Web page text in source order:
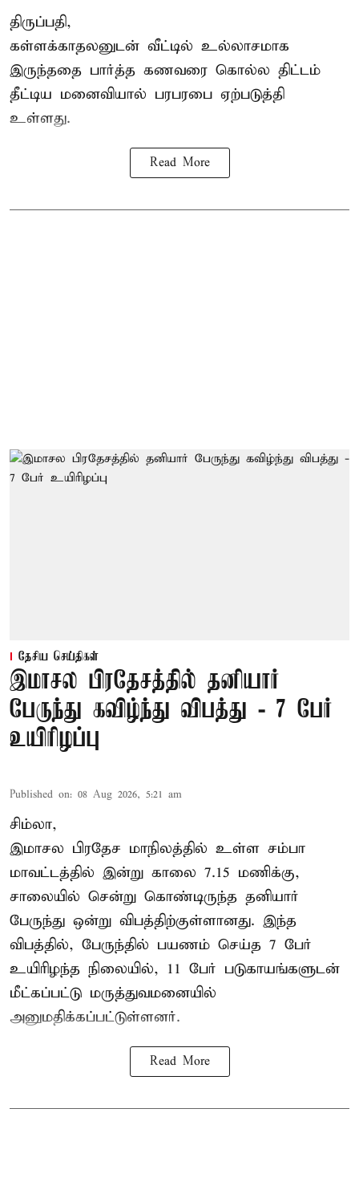
திருப்பதி,
கள்ளக்காதலனுடன் வீட்டில் உல்லாசமாக
இருந்ததை பார்த்த கணவரை கொல்ல திட்டம்
தீட்டிய மனைவியால் பரபரபை ஏற்படுத்தி
உள்ளது.
Read More
தேசிய செய்திகள்
இமாசல பிரதேசத்தில் தனியார்
பேருந்து கவிழ்ந்து விபத்து - 7 பேர்
உயிரிழப்பு
Published on: 08 Aug 2026, 5:21 am
சிம்லா,
இமாசல பிரதேச மாநிலத்தில் உள்ள சம்பா
மாவட்டத்தில் இன்று காலை 7.15 மணிக்கு,
சாலையில் சென்று கொண்டிருந்த தனியார்
பேருந்து ஒன்று விபத்திற்குள்ளானது. இந்த
விபத்தில், பேருந்தில் பயணம் செய்த 7 பேர்
உயிரிழந்த நிலையில், 11 பேர் படுகாயங்களுடன்
மீட்கப்பட்டு மருத்துவமனையில்
அனுமதிக்கப்பட்டுள்ளனர்.
Read More